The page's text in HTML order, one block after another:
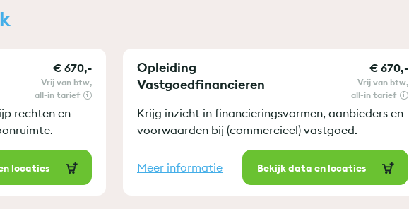
€ 670,-
vrij van btw
all-in tarief
rechten en
locaties
Opleiding
Vastgoedfinancieren
€ 670,-
vrij van btw
all-in tarief
Krijg inzicht in financieringsvormen, aanbieders en
voorwaarden bij (commercieel) vastgoed.
Meer informatie Bekijk data en locaties